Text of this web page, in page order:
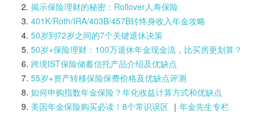
揭示保险理财的秘密：Rollover人寿保险
401K/Roth/IRA/403B/457B转终身收入年金攻略
50岁到72岁之间的7个关键退休决策
50岁+保险理财：100万退休年金现金流，比买房更划算？
跨境IST保险储蓄信托产品介绍及优缺点
55岁+资产转移保险保费价格及优缺点评测
如何申购指数年金保险？年化收益计算方式和优缺点
美国年金保险购买必读！8个常识误区｜ 年金先生专栏